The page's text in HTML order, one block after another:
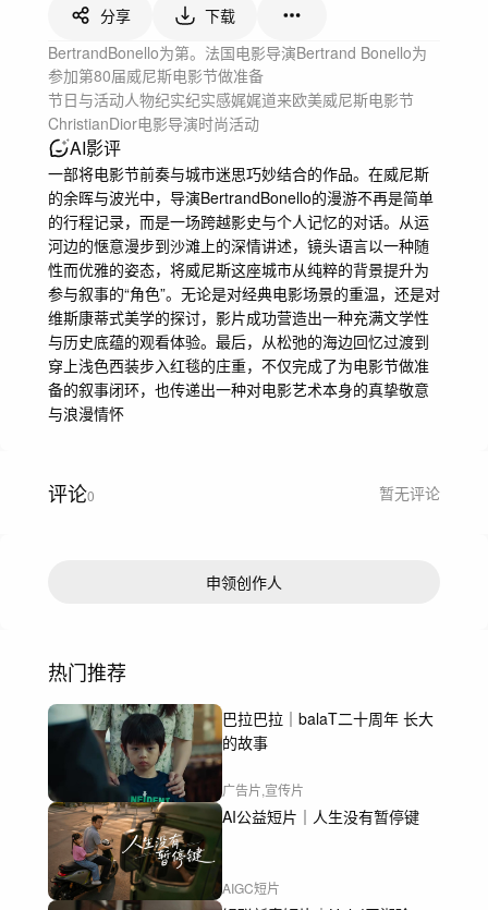
分享
下载
BertrandBonello为第。法国电影导演Bertrand Bonello为
参加第80届威尼斯电影节做准备
节日与活动人物纪实纪实感娓娓道来欧美威尼斯电影节
ChristianDior电影导演时尚活动
AI影评
一部将电影节前奏与城市迷思巧妙结合的作品。在威尼斯
的余晖与波光中，导演BertrandBonello的漫游不再是简单
的行程记录，而是一场跨越影史与个人记忆的对话。从运
河边的惬意漫步到沙滩上的深情讲述，镜头语言以一种随
性而优雅的姿态，将威尼斯这座城市从纯粹的背景提升为
参与叙事的“角色”。无论是对经典电影场景的重温，还是对
维斯康蒂式美学的探讨，影片成功营造出一种充满文学性
与历史底蕴的观看体验。最后，从松弛的海边回忆过渡到
穿上浅色西装步入红毯的庄重，不仅完成了为电影节做准
备的叙事闭环，也传递出一种对电影艺术本身的真挚敬意
与浪漫情怀
评论0 暂无评论
申领创作人
热门推荐
巴拉巴拉｜balaT二十周年 长大
的故事
广告片,宣传片
AI公益短片｜人生没有暂停键
AIGC短片